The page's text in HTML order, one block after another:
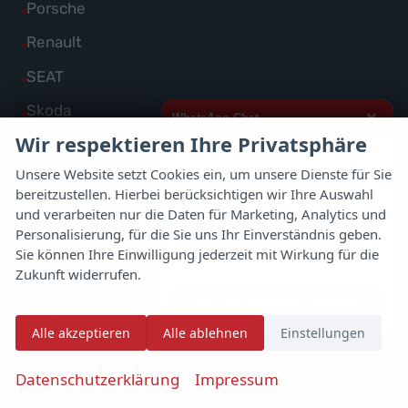
WhatsApp Chat ×
ich interessiere mich für das oben
genannte Fahrzeug und freue mich
über Eure Kontaktaufnahme.
Viele Grüße
anzeigen
Peugeot
anzeigen
Polestar
anzeigen
Porsche
Alle
Fahrzeuge
Porsche
anzeigen
Renault
Alle
Fahrzeuge
Renault
anzeigen
SEAT
Alle
Fahrzeuge
SEAT
anzeigen
Skoda
Alle
Fahrzeuge
Skoda
anzeigen
Suzuki
Alle
Fahrzeuge
von
Suzuki
anzeigen
Toyota
Alle
Fahrzeuge
von
Toyota
anzeigen
Volkswagen
Alle
Fahrzeuge
von
anzeigen
Volvo
Alle
Fahrzeuge
Volvo
anzeigen
Weitere
Alle
von
anzeigen
Zeekr
Alle
Fahrzeuge
Wir respektieren Ihre Privatsphäre
Unsere Website setzt Cookies ein, um unsere Dienste für Sie
bereitzustellen. Hierbei berücksichtigen wir Ihre Auswahl
und verarbeiten nur die Daten für Marketing, Analytics und
Personalisierung, für die Sie uns Ihr Einverständnis geben.
Sie können Ihre Einwilligung jederzeit mit Wirkung für die
Zukunft widerrufen.
Alle akzeptieren Alle ablehnen Einstellungen
Datenschutzerklärung Impressum